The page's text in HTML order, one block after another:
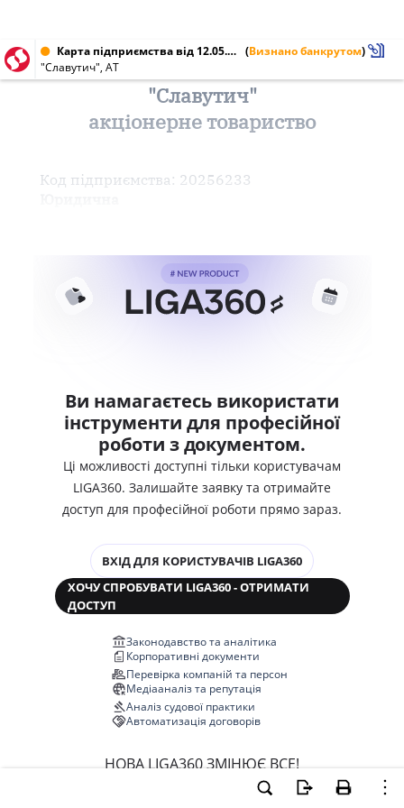
Карта підприємства від 12.05.2004 № 20256233 (Визнано банкрутом)
"Славутич", АТ
"Славутич"
акціонерне товариство
Код підприємства: 20256233
Ви намагаєтесь використати
інструменти для професійної
роботи з документом.
Ці можливості доступні тільки користувачам
LIGA360. Залишайте заявку та отримайте
доступ для професійної роботи прямо зараз.
ВХІД ДЛЯ КОРИСТУВАЧІВ LIGA360
ХОЧУ СПРОБУВАТИ LIGA360 - ОТРИМАТИ
ДОСТУП
Законодавство та аналітика
Корпоративні документи
Перевірка компаній та персон
Медіааналіз та репутація
Аналіз судової практики
Автоматизація договорів
НОВА LIGA360 ЗМІНЮЄ ВСЕ!